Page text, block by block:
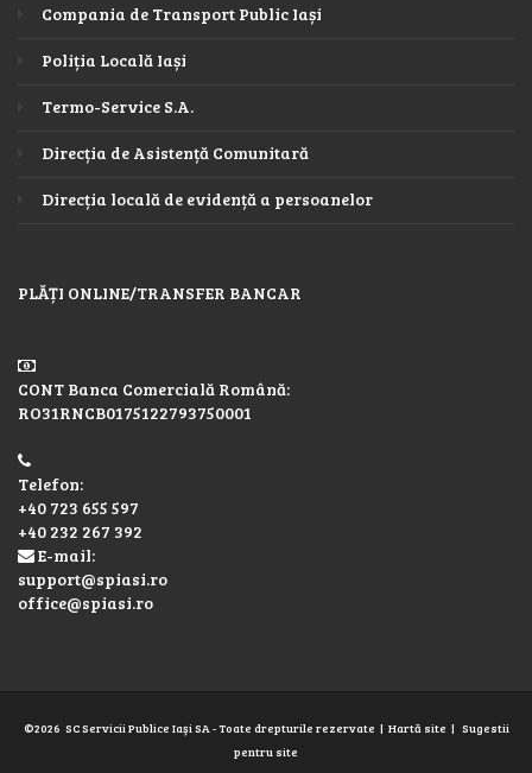
Compania de Transport Public Iași
Poliția Locală Iași
Termo-Service S.A.
Direcția de Asistență Comunitară
Direcția locală de evidență a persoanelor
PLĂȚI ONLINE/TRANSFER BANCAR
CONT Banca Comercială Română:
RO31RNCB0175122793750001
Telefon:
+40 723 655 597
+40 232 267 392
E-mail:
support@spiasi.ro
office@spiasi.ro
©2026 SC Servicii Publice Iaşi SA - Toate drepturile rezervate | Hartă site | Sugestii
pentru site